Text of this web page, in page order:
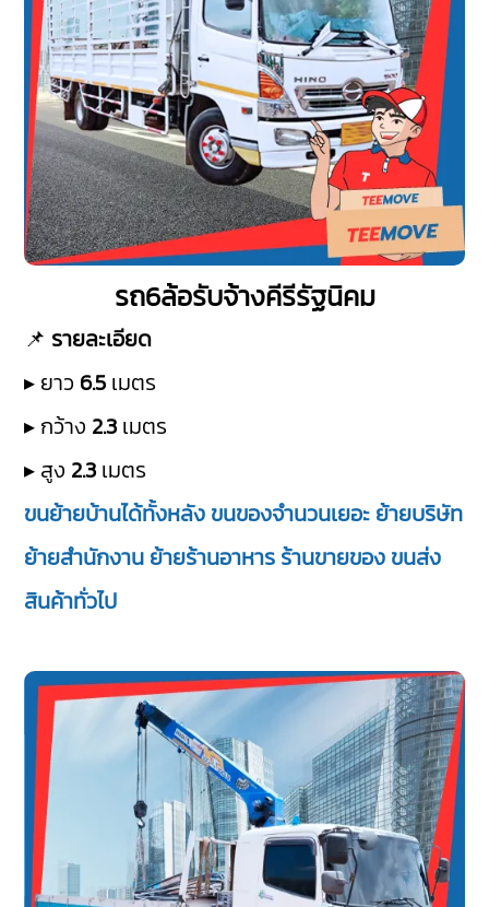
รถ6ล้อรับจ้างคีรีรัฐนิคม
📌 รายละเอียด
▸ ยาว 6.5 เมตร
▸ กว้าง 2.3 เมตร
▸ สูง 2.3 เมตร
ขนย้ายบ้านได้ทั้งหลัง ขนของจำนวนเยอะ ย้ายบริษัท
ย้ายสำนักงาน ย้ายร้านอาหาร ร้านขายของ ขนส่ง
สินค้าทั่วไป